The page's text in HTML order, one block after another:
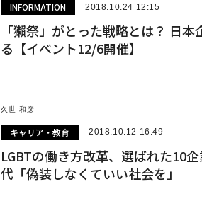
INFORMATION 2018.10.24 12:15
「獺祭」がとった戦略とは？ 日
る【イベント12/6開催】
久世 和彦
キャリア・教育 2018.10.12 16:49
LGBTの働き方改革、選ばれた10
代「偽装しなくていい社会を」